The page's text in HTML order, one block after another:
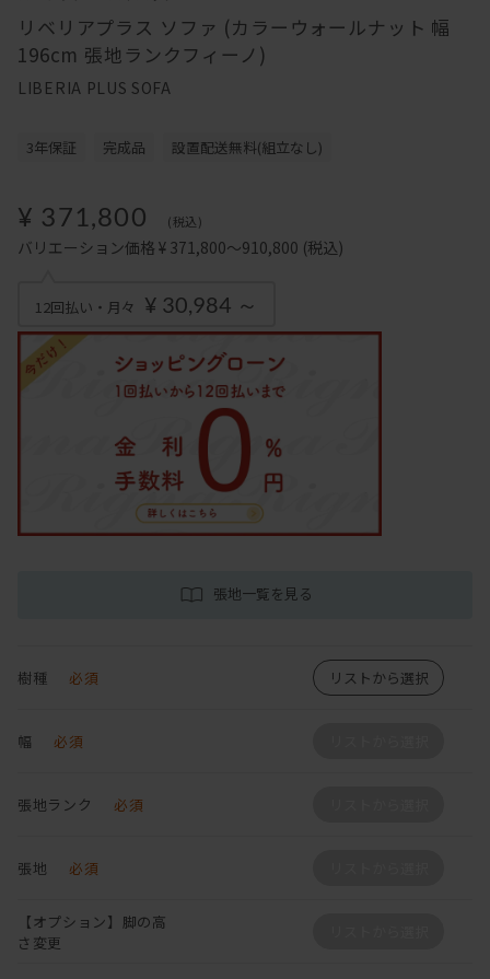
リベリアプラス ソファ (カラーウォールナット 幅
196cm 張地ランクフィーノ)
LIBERIA PLUS SOFA
3年保証 完成品 設置配送無料(組立なし)
¥ 371,800 (税込)
バリエーション価格 ¥ 371,800～910,800 (税込)
12回払い・月々 ¥ 30,984 ～
張地一覧を見る
樹種 必須 リストから選択
幅 必須
張地ランク 必須
張地 必須
【オプション】脚の高
さ変更